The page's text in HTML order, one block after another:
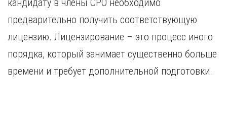
кандидату в члены СРО необходимо
предварительно получить соответствующую
лицензию. Лицензирование – это процесс иного
порядка, который занимает существенно больше
времени и требует дополнительной подготовки.